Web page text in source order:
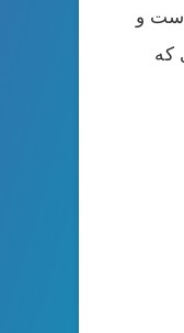
و
که